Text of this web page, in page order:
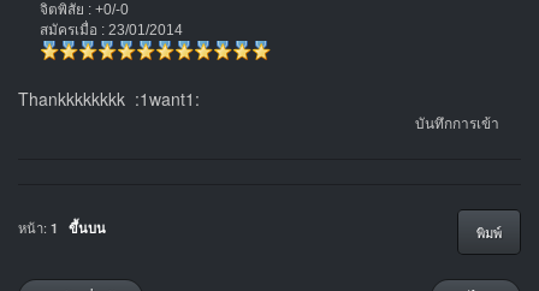
จิตพิสัย : +0/-0
สมัครเมื่อ : 23/01/2014
Thankkkkkkkk :1want1:
บันทึกการเข้า
พิมพ์
หน้า: 1 ขึ้นบน